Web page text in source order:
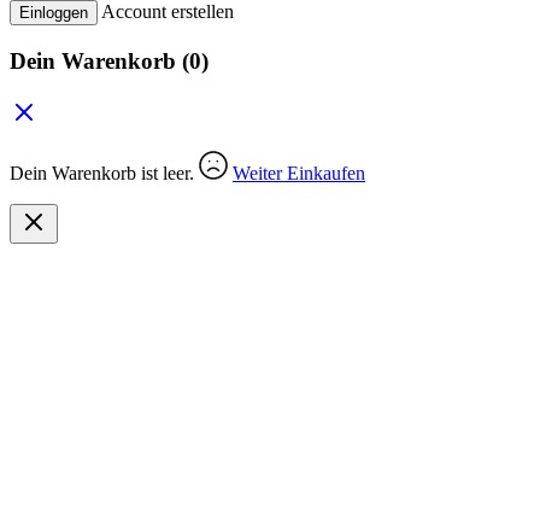
Einloggen Account erstellen
Dein Warenkorb (0)
Dein Warenkorb ist leer. Weiter Einkaufen